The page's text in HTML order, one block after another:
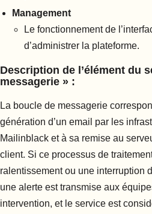
Management
Le fonctionnement de
d’administrer la plateforme.
Description de l’élément du
messagerie » :
La boucle de messagerie
génération d’un email par les
Mailinblack et à sa remise au
client. Si ce processus de
ralentissement ou une interruption
une alerte est transmise aux
intervention, et le service est